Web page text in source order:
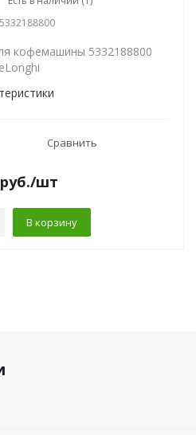
кофемашины 5332188800
Сравнить
/шт
В корзину